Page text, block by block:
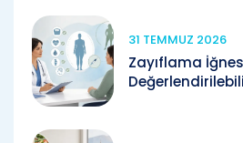
31 TEMMUZ 2026
Zayıflama